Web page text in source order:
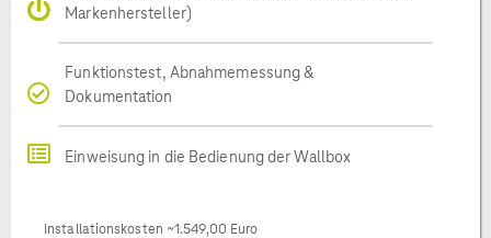
Markenhersteller)
Funktionstest, Abnahmemessung &
Dokumentation
Einweisung in die Bedienung der Wallbox
Installationskosten ~1.549,00 Euro